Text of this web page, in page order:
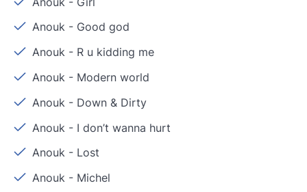
Anouk - Good god
Anouk - R u kidding me
Anouk - Modern world
Anouk - Down & Dirty
Anouk - I don’t wanna hurt
Anouk - Lost
Anouk - Michel